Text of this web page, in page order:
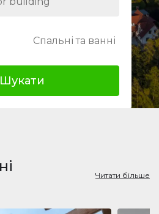
Спальні та ванні
Шукати
Читати більше